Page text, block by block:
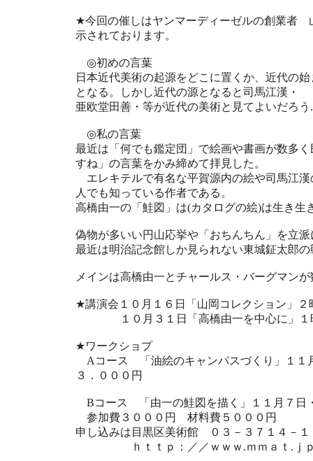
★今回の催しはヤンマーディーゼルの創業者
示されております。
◎初めの言葉
日本近代美術の起源をどこに置くか、近代の
となる。しかし近代の源となると司馬江漢・
亜欧堂田善・等が近代の美術と見てよいだろ
◎私の言葉
最近は「何でも鑑定団」で絵画や書画が数多
すね」の言葉をかみ締めて拝見した。
エレキテルで有名な平賀源内の絵や司馬江
人でも知っている作者である。
高橋由一の「鮭図」は(カタログの絵)は生き生
偽物が多いい円山応挙や「おちんちん」を立
最近は明治記念館しか見られない東城鉦太郎
メインは高橋由一とチャールス・バーグマン
★講演会１０月１６日「山岡コレクション」２
１０月３１日「高橋由一を中心に」１
★ワークショプ
Aコース 「油絵のキャンパスづくり
３．０００円
Bコース 「由一の鮭図を描く」１１月７日
参加費３０００円 材料費５０００円
申し込みは目黒区美術館 ０３－３７１４－１
ｈｔｔｐ：／／ｗｗｗ.ｍｍａｔ.ｊ